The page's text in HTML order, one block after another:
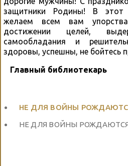
защитники Родины! В этот
желаем всем вам
достижении целей,
самообладания и
здоровы, успешны, не бойтесь
Главный
НЕ ДЛЯ ВОЙНЫ
НЕ ДЛЯ ВОЙНЫ